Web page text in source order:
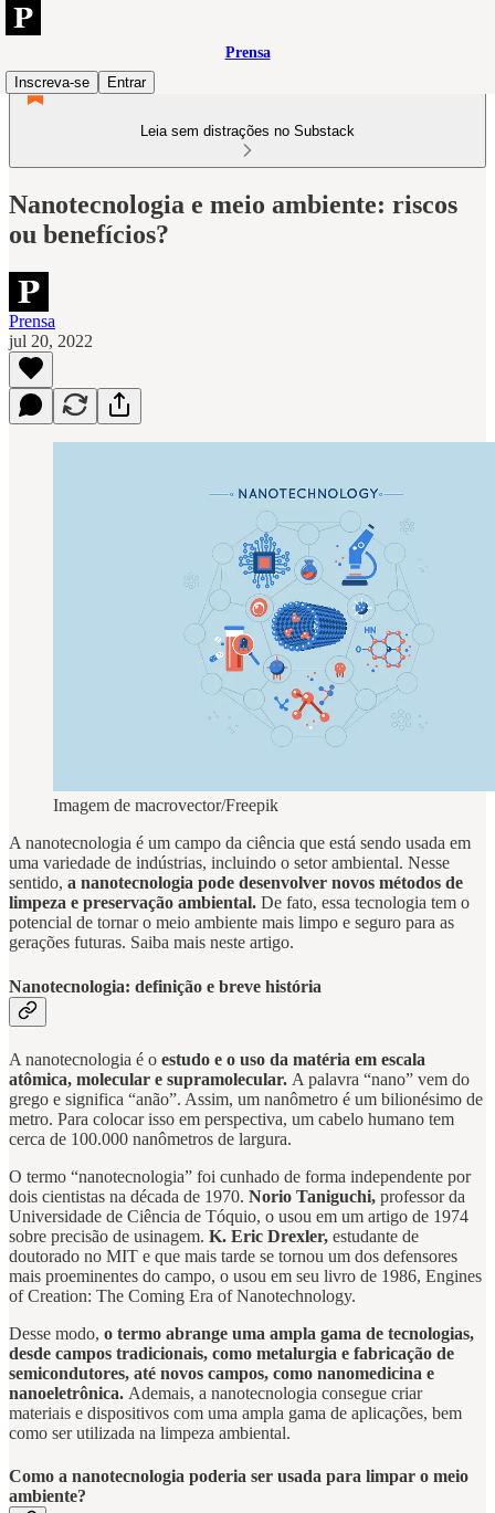
Prensa
Inscreva-se
Entrar
Leia sem distrações no Substack
Nanotecnologia e meio ambiente: riscos
ou benefícios?
Prensa
jul 20, 2022
Imagem de macrovector/Freepik
A nanotecnologia é um campo da ciência que está sendo usada em
uma variedade de indústrias, incluindo o setor ambiental. Nesse
sentido, a nanotecnologia pode desenvolver novos métodos de
limpeza e preservação ambiental. De fato, essa tecnologia tem o
potencial de tornar o meio ambiente mais limpo e seguro para as
gerações futuras. Saiba mais neste artigo.
Nanotecnologia: definição e breve história
A nanotecnologia é o estudo e o uso da matéria em escala
atômica, molecular e supramolecular. A palavra “nano” vem do
grego e significa “anão”. Assim, um nanômetro é um bilionésimo de
metro. Para colocar isso em perspectiva, um cabelo humano tem
cerca de 100.000 nanômetros de largura.
O termo “nanotecnologia” foi cunhado de forma independente por
dois cientistas na década de 1970. Norio Taniguchi, professor da
Universidade de Ciência de Tóquio, o usou em um artigo de 1974
sobre precisão de usinagem. K. Eric Drexler, estudante de
doutorado no MIT e que mais tarde se tornou um dos defensores
mais proeminentes do campo, o usou em seu livro de 1986, Engines
of Creation: The Coming Era of Nanotechnology.
Desse modo, o termo abrange uma ampla gama de tecnologias,
desde campos tradicionais, como metalurgia e fabricação de
semicondutores, até novos campos, como nanomedicina e
nanoeletrônica. Ademais, a nanotecnologia consegue criar
materiais e dispositivos com uma ampla gama de aplicações, bem
como ser utilizada na limpeza ambiental.
Como a nanotecnologia poderia ser usada para limpar o meio
ambiente?